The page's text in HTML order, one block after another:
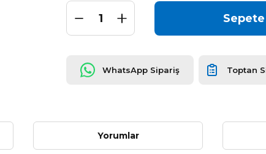
WhatsApp Sipariş Toptan
Yorumlar